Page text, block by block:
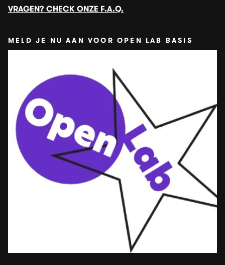
VRAGEN? CHECK ONZE F.A.Q.
MELD JE NU AAN VOOR OPEN LAB BASIS